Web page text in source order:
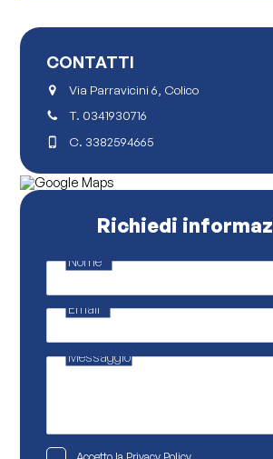
CONTATTI
Via Parravicini 6, Colico
T. 0341930716
C. 3382594665
Richiedi
Nome *
Email *
Messaggio
P
a
i